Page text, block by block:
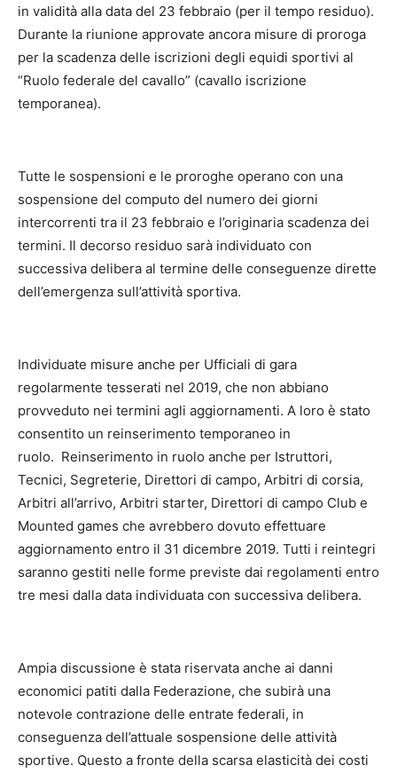
in validità alla data del 23 febbraio (per il tempo residuo).
Durante la riunione approvate ancora misure di proroga
per la scadenza delle iscrizioni degli equidi sportivi al
“Ruolo federale del cavallo” (cavallo iscrizione
temporanea).
Tutte le sospensioni e le proroghe operano con una
sospensione del computo del numero dei giorni
intercorrenti tra il 23 febbraio e l’originaria scadenza dei
termini. Il decorso residuo sarà individuato con
successiva delibera al termine delle conseguenze dirette
dell’emergenza sull’attività sportiva.
Individuate misure anche per Ufficiali di gara
regolarmente tesserati nel 2019, che non abbiano
provveduto nei termini agli aggiornamenti. A loro è stato
consentito un reinserimento temporaneo in
ruolo. Reinserimento in ruolo anche per Istruttori,
Tecnici, Segreterie, Direttori di campo, Arbitri di corsia,
Arbitri all’arrivo, Arbitri starter, Direttori di campo Club e
Mounted games che avrebbero dovuto effettuare
aggiornamento entro il 31 dicembre 2019. Tutti i reintegri
saranno gestiti nelle forme previste dai regolamenti entro
tre mesi dalla data individuata con successiva delibera.
Ampia discussione è stata riservata anche ai danni
economici patiti dalla Federazione, che subirà una
notevole contrazione delle entrate federali, in
conseguenza dell’attuale sospensione delle attività
sportive. Questo a fronte della scarsa elasticità dei costi